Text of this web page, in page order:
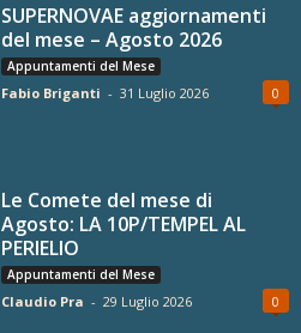
SUPERNOVAE aggiornamenti
del mese – Agosto 2026
Appuntamenti del Mese
Fabio Briganti - 31 Luglio 2026 0
Le Comete del mese di
Agosto: LA 10P/TEMPEL AL
PERIELIO
Appuntamenti del Mese
Claudio Pra - 29 Luglio 2026 0